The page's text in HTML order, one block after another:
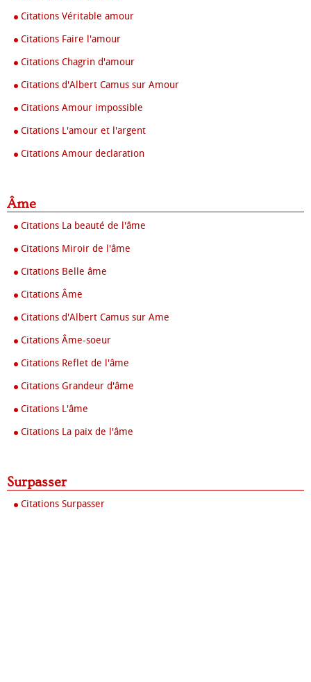
Citations Véritable amour
Citations Faire l'amour
Citations Chagrin d'amour
Citations d'Albert Camus sur Amour
Citations Amour impossible
Citations L'amour et l'argent
Citations Amour declaration
Âme
Citations La beauté de l'âme
Citations Miroir de l'âme
Citations Belle âme
Citations Âme
Citations d'Albert Camus sur Ame
Citations Âme-soeur
Citations Reflet de l'âme
Citations Grandeur d'âme
Citations L'âme
Citations La paix de l'âme
Surpasser
Citations Surpasser